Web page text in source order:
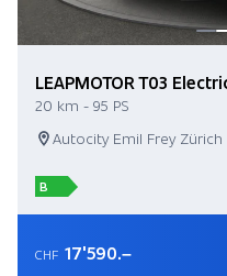
LEAPMOTOR T03
20 km - 95 PS
Autocity Emil Frey Zürich
B
CHF 17'590.–